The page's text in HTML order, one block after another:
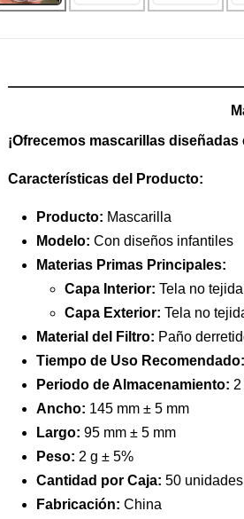
¡Ofrecemos mascarillas
Características del Producto:
Producto: Mascarilla
Modelo: Con diseños infantiles
Materias Primas Principales:
Capa Interior: Tela no tejida
Capa Exterior: Tela no
Material del Filtro: Paño
Tiempo de Uso Recomendado:
Periodo de Almacenamiento:
Ancho: 145 mm ± 5 mm
Largo: 95 mm ± 5 mm
Peso: 2 g ± 5%
Cantidad por Caja: 50 unidades
Fabricación: China